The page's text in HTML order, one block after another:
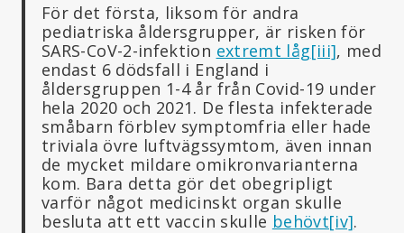
För det första, liksom för andra
pediatriska åldersgrupper, är risken för
SARS-CoV-2-infektion extremt låg[iii], med
endast 6 dödsfall i England i
åldersgruppen 1-4 år från Covid-19 under
hela 2020 och 2021. De flesta infekterade
småbarn förblev symptomfria eller hade
triviala övre luftvägssymtom, även innan
de mycket mildare omikronvarianterna
kom. Bara detta gör det obegripligt
varför något medicinskt organ skulle
besluta att ett vaccin skulle behövt[iv].